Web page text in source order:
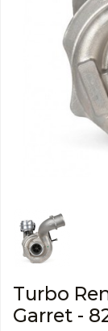
Turbo
Garret -